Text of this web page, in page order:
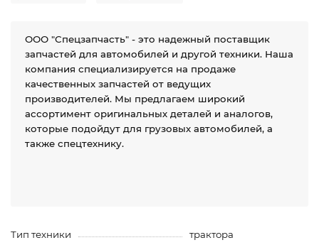
ООО "Спецзапчасть" - это надежный поставщик
запчастей для автомобилей и другой техники. Наша
компания специализируется на продаже
качественных запчастей от ведущих
производителей. Мы предлагаем широкий
ассортимент оригинальных деталей и аналогов,
которые подойдут для грузовых автомобилей, а
также спецтехнику.
Тип техники
трактора